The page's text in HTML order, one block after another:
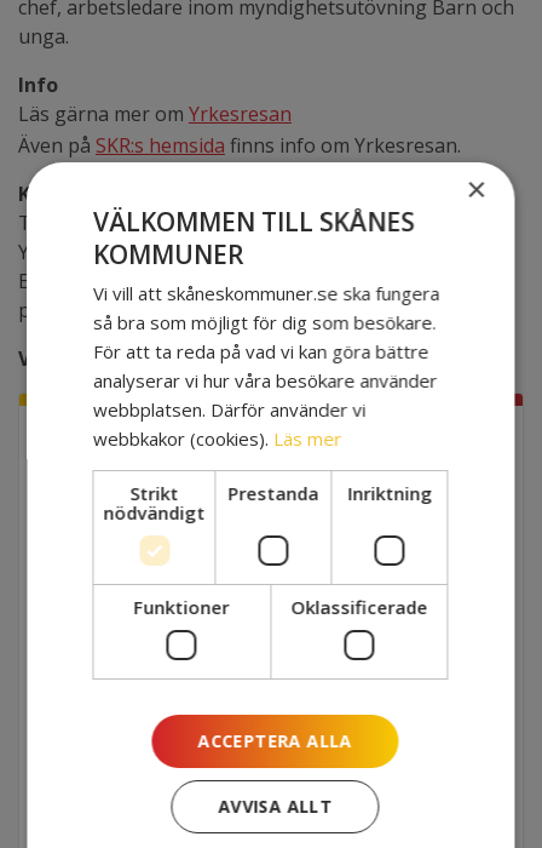
chef, arbetsledare inom myndighetsutövning Barn och
unga.
Info
Läs gärna mer om Yrkesresan
Även på SKR:s hemsida finns info om Yrkesresan.
Kontaktperson
Theresia Hall , strateg Skånes Kommuner och
Yrkesresan BoU i Skåne.
Eventuell avanmälan görs till Theresia: e-
post:
theresia.hall@skaneskommuner.se
Välkommen med din anmälan!
APRIL
10
2025-04-10 10:00 - 12:00
Teams
SISTA ANMÄLNINGSDATUM
×
VÄLKOMMEN TILL SKÅNES
KOMMUNER
Vi vill att skåneskommuner.se ska fungera
så bra som möjligt för dig som besökare.
För att ta reda på vad vi kan göra bättre
analyserar vi hur våra besökare använder
webbplatsen. Därför använder vi
webbkakor (cookies). Läs mer
Strikt
nödvändigt
Prestanda Inriktning
Funktioner Oklassificerade
ACCEPTERA ALLA
AVVISA ALLT